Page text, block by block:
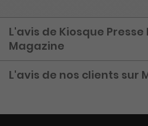
L'avis de Kiosque
Magazine
L'avis de nos clients sur